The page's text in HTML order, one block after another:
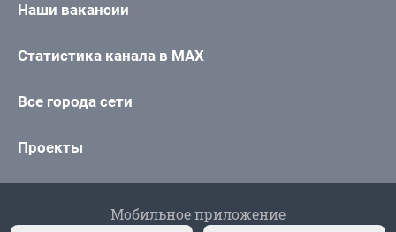
Наши вакансии
Статистика канала в MAX
Все города сети
Проекты
Мобильное приложение